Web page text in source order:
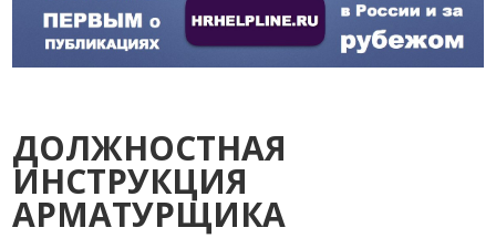
ДОЛЖНОСТНАЯ
ИНСТРУКЦИЯ
АРМАТУРЩИКА